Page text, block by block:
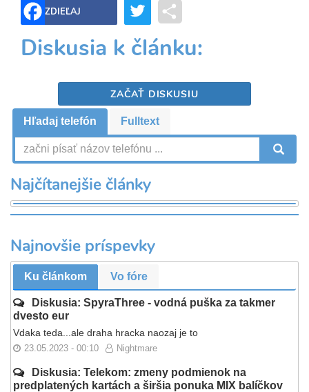
ZDIEĽAJ Twitter
Diskusia k článku:
ZAČAŤ DISKUSIU
Hľadaj telefón Fulltext
Najčítanejšie články
Najnovšie príspevky
Ku článkom Vo fóre
Diskusia: SpyraThree - vodná puška za takmer
dvesto eur
Vdaka teda...ale draha hracka naozaj je to
23.05.2023 - 00:10 Nightmare
Diskusia: Telekom: zmeny podmienok na
predplatených kartách a širšia ponuka MIX balíčkov